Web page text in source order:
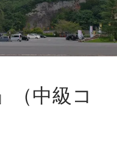
よ
り
久
住
（中級コ